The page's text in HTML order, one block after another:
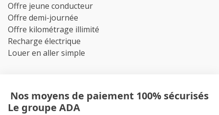
Offre jeune conducteur
Offre demi-journée
Offre kilométrage illimité
Recharge électrique
Louer en aller simple
Nos moyens de paiement 100% sécurisés
Le groupe ADA